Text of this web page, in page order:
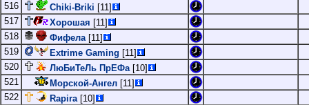
516
Chiki-Briki [11]
517
Хорошая [11]
518
Фифела[11]
519
Extrime Gaming [11]
520
ЛюБиТеЛь ПрЕФа[10]
521
Морской-Ангел [11]
522
Rapira[10]